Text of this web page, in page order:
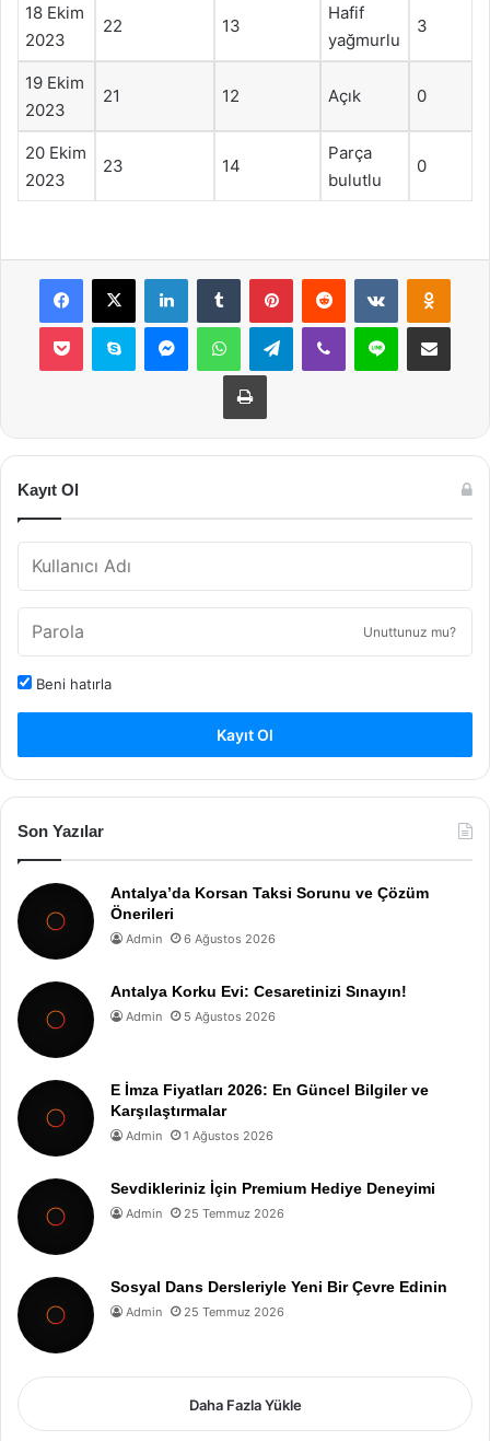
18 Ekim
2023
22 13
Hafif
yağmurlu
3
19 Ekim
2023
21 12 Açık 0
20 Ekim
2023
23 14
Parça
bulutlu
0
Facebook
X LinkedInTumblr PinterestReddit VKontakte
Pocket Skype MessengerWhatsAppTelegramViber Line E-Posta ile
Yazdır
Kayıt Ol
Unuttunuz mu?
Beni hatırla
Kayıt Ol
Son Yazılar
Antalya’da Korsan Taksi Sorunu ve Çözüm
Önerileri
Admin 6 Ağustos 2026
Antalya Korku Evi: Cesaretinizi Sınayın!
Admin 5 Ağustos 2026
E İmza Fiyatları 2026: En Güncel Bilgiler ve
Karşılaştırmalar
Admin 1 Ağustos 2026
Sevdikleriniz İçin Premium Hediye Deneyimi
Admin 25 Temmuz 2026
Sosyal Dans Dersleriyle Yeni Bir Çevre Edinin
Admin 25 Temmuz 2026
Daha Fazla Yükle